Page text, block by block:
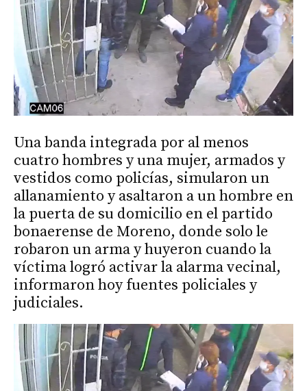
Una banda integrada por al menos
cuatro hombres y una mujer, armados y
vestidos como policías, simularon un
allanamiento y asaltaron a un hombre en
la puerta de su domicilio en el partido
bonaerense de Moreno, donde solo le
robaron un arma y huyeron cuando la
víctima logró activar la alarma vecinal,
informaron hoy fuentes policiales y
judiciales.